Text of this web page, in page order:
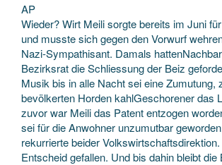
AP
Wieder? Wirt Meili sorgte bereits im Juni
und musste sich gegen den Vorwurf
Nazi-Sympathisant. Damals
Bezirksrat die Schliessung der Beiz
Musik bis in alle Nacht sei eine Zumutung,
bevölkerten Horden kahlGeschorener das
zuvor war Meili das Patent entzogen
sei für die Anwohner unzumutbar
rekurrierte beider
Entscheid gefallen. Und bis dahin bleibt die